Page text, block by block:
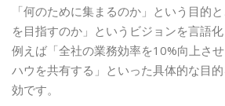
「何のために集まるのか」という目的
を目指すのか」というビジョンを言語化
例えば「全社の業務効率を10%向上さ
ハウを共有する」といった具体的な目
効です。